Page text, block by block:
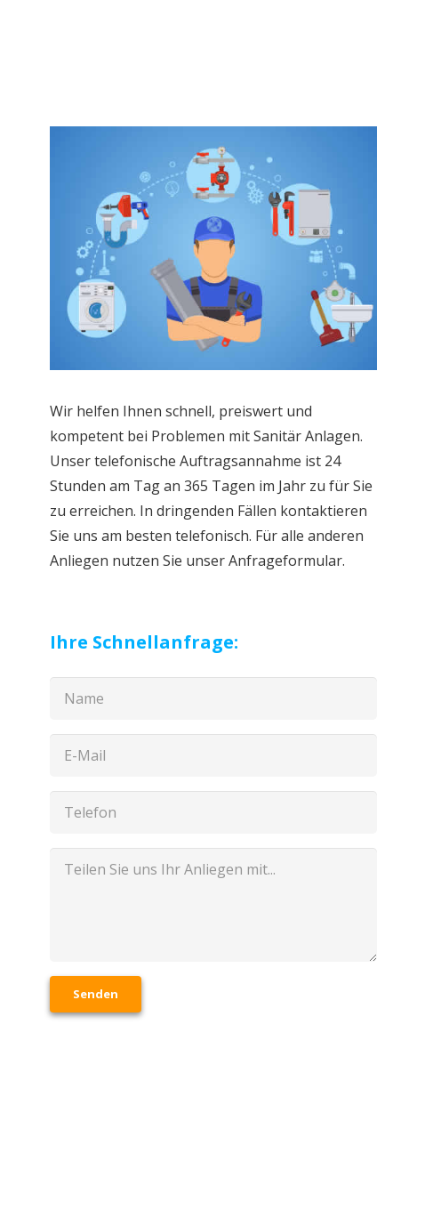
Wir helfen Ihnen schnell, preiswert und
kompetent bei Problemen mit Sanitär Anlagen.
Unser telefonische Auftragsannahme ist 24
Stunden am Tag an 365 Tagen im Jahr zu für Sie
zu erreichen. In dringenden Fällen kontaktieren
Sie uns am besten telefonisch. Für alle anderen
Anliegen nutzen Sie unser Anfrageformular.
Ihre Schnellanfrage:
Senden